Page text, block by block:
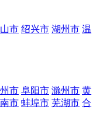
市 绍兴市 湖州市 温
市 阜阳市 滁州市 黄
市 蚌埠市 芜湖市 合